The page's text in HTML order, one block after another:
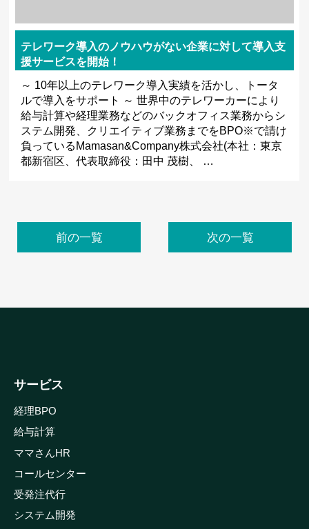
テレワーク導入のノウハウがない企業に対して導入支
援サービスを開始！
～ 10年以上のテレワーク導入実績を活かし、トータ
ルで導入をサポート ～ 世界中のテレワーカーにより
給与計算や経理業務などのバックオフィス業務からシ
ステム開発、クリエイティブ業務までをBPO※で請け
負っているMamasan&Company株式会社(本社：東京
都新宿区、代表取締役：田中 茂樹、 …
前の一覧 次の一覧
サービス
経理BPO
給与計算
ママさんHR
コールセンター
受発注代行
システム開発